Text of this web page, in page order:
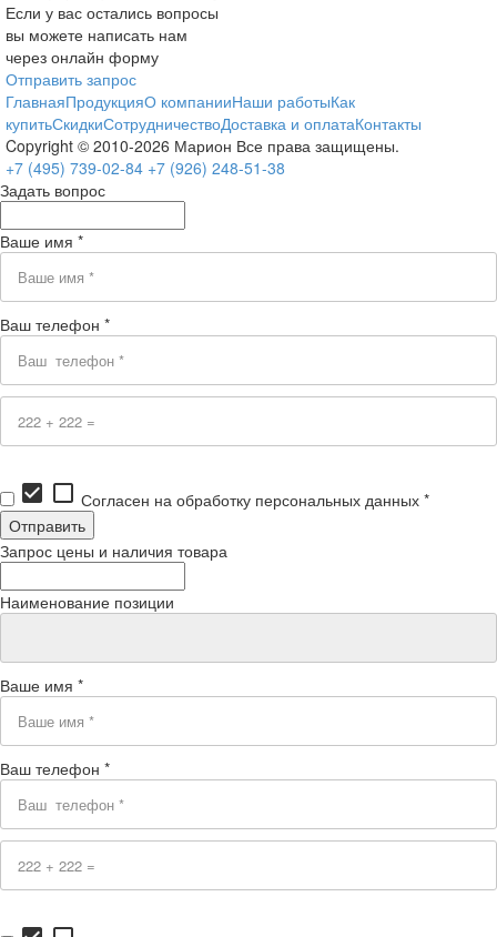
Если у вас остались вопросы
вы можете написать нам
через онлайн форму
Отправить запрос
ГлавнаяПродукцияО компанииНаши работыКак
купитьСкидкиСотрудничествоДоставка и оплатаКонтакты
Copyright © 2010-2026 Марион Все права защищены.
+7 (495) 739-02-84 +7 (926) 248-51-38
Задать вопрос
Ваше имя *
Ваш телефон *
check_box check_box_outline_blank Согласен на обработку персональных данных *
Запрос цены и наличия товара
Наименование позиции
Ваше имя *
Ваш телефон *